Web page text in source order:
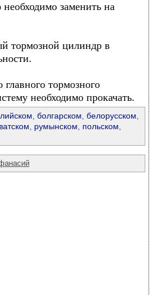
заменить на
тормозной цилиндр в
тормозного
необходимо прокачать.
болгарском белорусском
румынском польском